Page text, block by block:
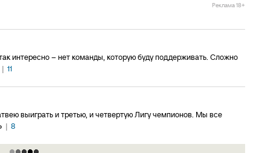
Реклама 18+
интересно – нет команды, которую буду поддерживать. Сложно
| 11
выиграть и третью, и четвертую Лигу чемпионов. Мы все
| 8